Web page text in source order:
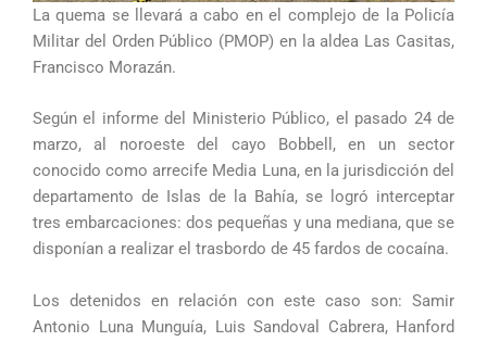
La quema se llevará a cabo en el complejo de la Policía
Militar del Orden Público (PMOP) en la aldea Las Casitas,
Francisco Morazán.
Según el informe del Ministerio Público, el pasado 24 de
marzo, al noroeste del cayo Bobbell, en un sector
conocido como arrecife Media Luna, en la jurisdicción del
departamento de Islas de la Bahía, se logró interceptar
tres embarcaciones: dos pequeñas y una mediana, que se
disponían a realizar el trasbordo de 45 fardos de cocaína.
Los detenidos en relación con este caso son: Samir
Antonio Luna Munguía, Luis Sandoval Cabrera, Hanford